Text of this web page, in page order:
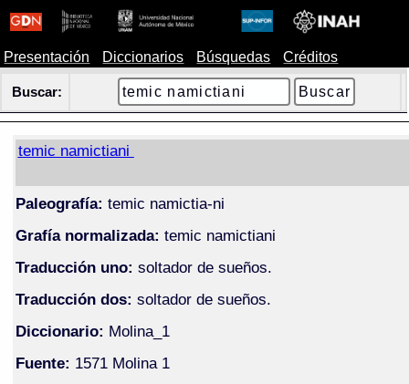
Presentación Diccionarios Búsquedas Créditos
Buscar:
temic namictiani
Paleografía: temic namictia-ni
Grafía normalizada: temic namictiani
Traducción uno: soltador de sueños.
Traducción dos: soltador de sueños.
Diccionario: Molina_1
Fuente: 1571 Molina 1